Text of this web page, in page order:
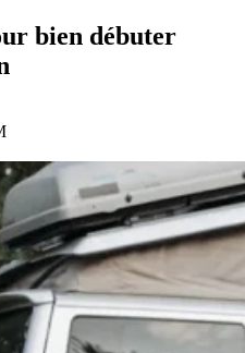
bien débuter